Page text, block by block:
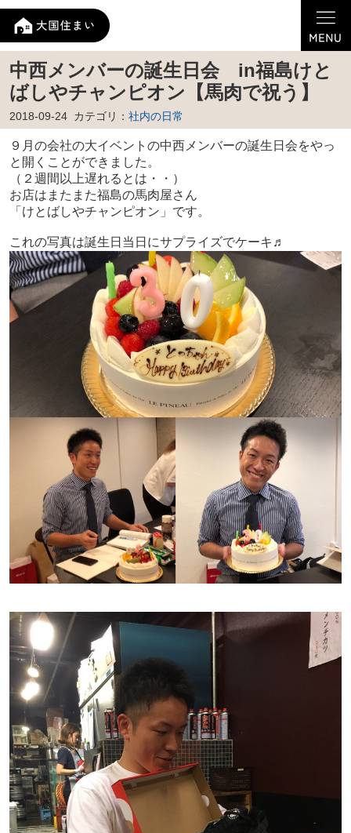
中西メンバーの誕生日会 in福島けと
ばしやチャンピオン【馬肉で祝う】
2018-09-24 カテゴリ： 社内の日常
９月の会社の大イベントの中西メンバーの誕生日会をやっ
と開くことができました。
（２週間以上遅れるとは・・）
お店はまたまた福島の馬肉屋さん
「けとばしやチャンピオン」です。
これの写真は誕生日当日にサプライズでケーキ♬